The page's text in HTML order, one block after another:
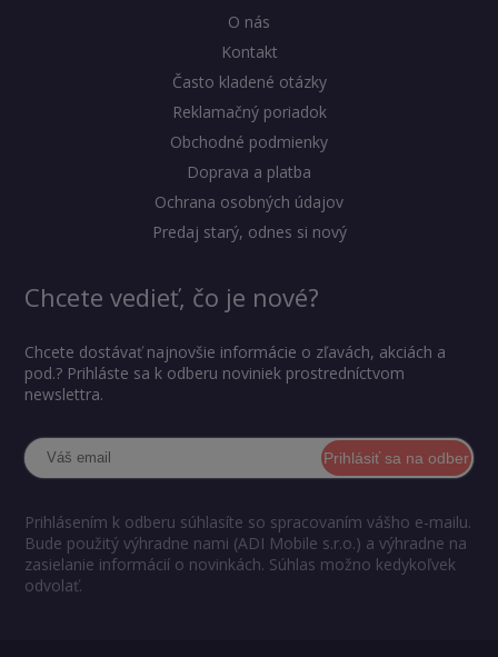
O nás
Kontakt
Často kladené otázky
Reklamačný poriadok
Obchodné podmienky
Doprava a platba
Ochrana osobných údajov
Predaj starý, odnes si nový
Chcete vedieť, čo je nové?
Chcete dostávať najnovšie informácie o zľavách, akciách a
pod.? Prihláste sa k odberu noviniek prostredníctvom
newslettra.
Prihlásiť sa na odber
Prihlásením k odberu súhlasíte so spracovaním vášho e-mailu.
Bude použitý výhradne nami (ADI Mobile s.r.o.) a výhradne na
zasielanie informácií o novinkách. Súhlas možno kedykoľvek
odvolať.